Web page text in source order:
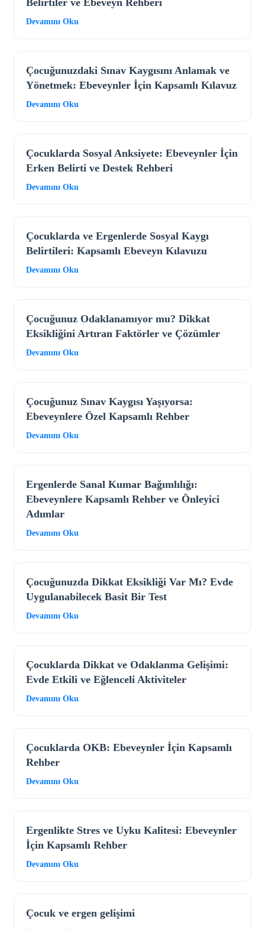
Belirtiler ve Ebeveyn Rehberi
Devamını Oku
Çocuğunuzdaki Sınav Kaygısını Anlamak ve
Yönetmek: Ebeveynler İçin Kapsamlı Kılavuz
Devamını Oku
Çocuklarda Sosyal Anksiyete: Ebeveynler İçin
Erken Belirti ve Destek Rehberi
Devamını Oku
Çocuklarda ve Ergenlerde Sosyal Kaygı
Belirtileri: Kapsamlı Ebeveyn Kılavuzu
Devamını Oku
Çocuğunuz Odaklanamıyor mu? Dikkat
Eksikliğini Artıran Faktörler ve Çözümler
Devamını Oku
Çocuğunuz Sınav Kaygısı Yaşıyorsa:
Ebeveynlere Özel Kapsamlı Rehber
Devamını Oku
Ergenlerde Sanal Kumar Bağımlılığı:
Ebeveynlere Kapsamlı Rehber ve Önleyici
Adımlar
Devamını Oku
Çocuğunuzda Dikkat Eksikliği Var Mı? Evde
Uygulanabilecek Basit Bir Test
Devamını Oku
Çocuklarda Dikkat ve Odaklanma Gelişimi:
Evde Etkili ve Eğlenceli Aktiviteler
Devamını Oku
Çocuklarda OKB: Ebeveynler İçin Kapsamlı
Rehber
Devamını Oku
Ergenlikte Stres ve Uyku Kalitesi: Ebeveynler
İçin Kapsamlı Rehber
Devamını Oku
Çocuk ve ergen gelişimi